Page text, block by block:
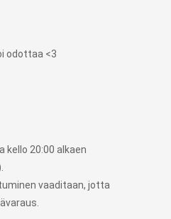
odottaa <3
kello 20:00 alkaen
vaaditaan, jotta